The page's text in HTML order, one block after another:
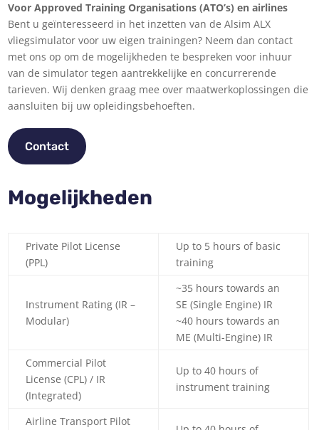
Voor Approved Training Organisations (ATO’s) en airlines
Bent u geïnteresseerd in het inzetten van de Alsim ALX
vliegsimulator voor uw eigen trainingen? Neem dan contact
met ons op om de mogelijkheden te bespreken voor inhuur
van de simulator tegen aantrekkelijke en concurrerende
tarieven. Wij denken graag mee over maatwerkoplossingen die
aansluiten bij uw opleidingsbehoeften.
Contact
Mogelijkheden
Private Pilot License
(PPL)
Up to 5 hours of basic
training
Instrument Rating (IR –
Modular)
~35 hours towards an
SE (Single Engine) IR
~40 hours towards an
ME (Multi-Engine) IR
Commercial Pilot
License (CPL) / IR
(Integrated)
Up to 40 hours of
instrument training
Airline Transport Pilot